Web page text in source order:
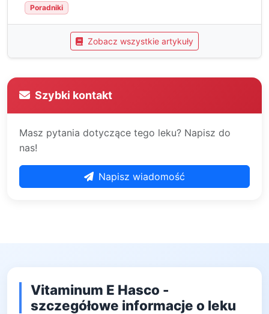
Poradniki
Zobacz wszystkie artykuły
Szybki kontakt
Masz pytania dotyczące tego leku? Napisz do
nas!
Napisz wiadomość
Vitaminum E Hasco -
szczegółowe informacje o leku